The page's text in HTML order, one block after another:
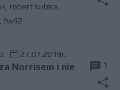
robert kubica
fw42
27.07.2019r.
Norrisem i nie
1